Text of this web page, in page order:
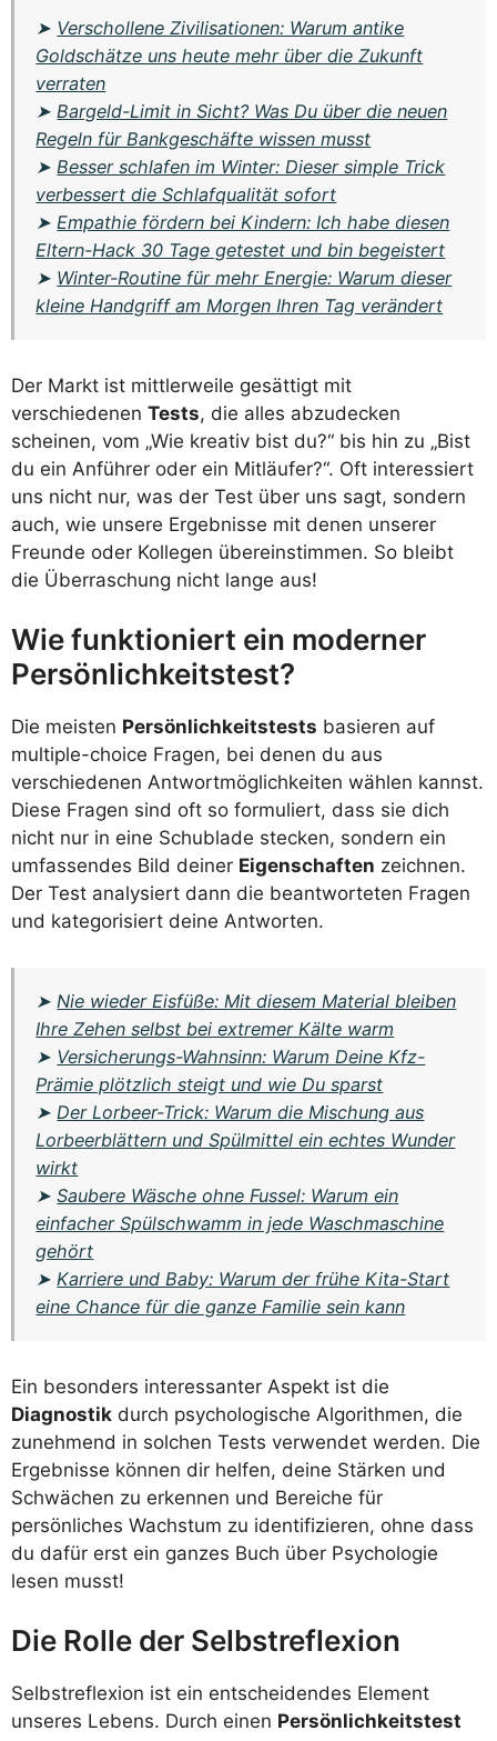
➤ Verschollene Zivilisationen: Warum antike
Goldschätze uns heute mehr über die Zukunft
verraten
➤ Bargeld-Limit in Sicht? Was Du über die neuen
Regeln für Bankgeschäfte wissen musst
➤ Besser schlafen im Winter: Dieser simple Trick
verbessert die Schlafqualität sofort
➤ Empathie fördern bei Kindern: Ich habe diesen
Eltern-Hack 30 Tage getestet und bin begeistert
➤ Winter-Routine für mehr Energie: Warum dieser
kleine Handgriff am Morgen Ihren Tag verändert
Der Markt ist mittlerweile gesättigt mit
verschiedenen Tests, die alles abzudecken
scheinen, vom „Wie kreativ bist du?“ bis hin zu „Bist
du ein Anführer oder ein Mitläufer?“. Oft interessiert
uns nicht nur, was der Test über uns sagt, sondern
auch, wie unsere Ergebnisse mit denen unserer
Freunde oder Kollegen übereinstimmen. So bleibt
die Überraschung nicht lange aus!
Wie funktioniert ein moderner
Persönlichkeitstest?
Die meisten Persönlichkeitstests basieren auf
multiple-choice Fragen, bei denen du aus
verschiedenen Antwortmöglichkeiten wählen kannst.
Diese Fragen sind oft so formuliert, dass sie dich
nicht nur in eine Schublade stecken, sondern ein
umfassendes Bild deiner Eigenschaften zeichnen.
Der Test analysiert dann die beantworteten Fragen
und kategorisiert deine Antworten.
➤ Nie wieder Eisfüße: Mit diesem Material bleiben
Ihre Zehen selbst bei extremer Kälte warm
➤ Versicherungs-Wahnsinn: Warum Deine Kfz-
Prämie plötzlich steigt und wie Du sparst
➤ Der Lorbeer-Trick: Warum die Mischung aus
Lorbeerblättern und Spülmittel ein echtes Wunder
wirkt
➤Saubere Wäsche ohne Fussel: Warum ein
einfacher Spülschwamm in jede Waschmaschine
gehört
➤ Karriere und Baby: Warum der frühe Kita-Start
eine Chance für die ganze Familie sein kann
Ein besonders interessanter Aspekt ist die
Diagnostik durch psychologische Algorithmen, die
zunehmend in solchen Tests verwendet werden. Die
Ergebnisse können dir helfen, deine Stärken und
Schwächen zu erkennen und Bereiche für
persönliches Wachstum zu identifizieren, ohne dass
du dafür erst ein ganzes Buch über Psychologie
lesen musst!
Die Rolle der Selbstreflexion
Selbstreflexion ist ein entscheidendes Element
unseres Lebens. Durch einen Persönlichkeitstest